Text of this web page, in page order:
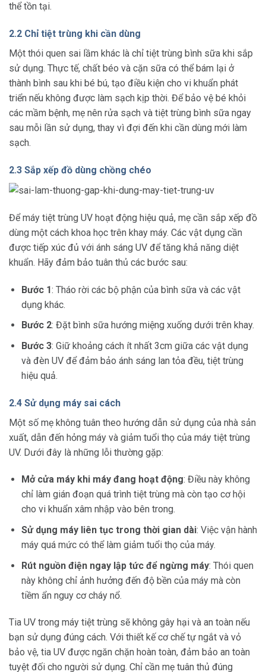
thể tồn tại.
2.2 Chỉ tiệt trùng khi cần dùng
Một thói quen sai lầm khác là chỉ tiệt trùng bình sữa khi sắp
sử dụng. Thực tế, chất béo và cặn sữa có thể bám lại ở
thành bình sau khi bé bú, tạo điều kiện cho vi khuẩn phát
triển nếu không được làm sạch kịp thời. Để bảo vệ bé khỏi
các mầm bệnh, mẹ nên rửa sạch và tiệt trùng bình sữa ngay
sau mỗi lần sử dụng, thay vì đợi đến khi cần dùng mới làm
sạch.
2.3 Sắp xếp đồ dùng chồng chéo
Để máy tiệt trùng UV hoạt động hiệu quả, mẹ cần sắp xếp đồ
dùng một cách khoa học trên khay máy. Các vật dụng cần
được tiếp xúc đủ với ánh sáng UV để tăng khả năng diệt
khuẩn. Hãy đảm bảo tuân thủ các bước sau:
Bước 1: Tháo rời các bộ phận của bình sữa và các vật
dụng khác.
Bước 2: Đặt bình sữa hướng miệng xuống dưới trên khay.
Bước 3: Giữ khoảng cách ít nhất 3cm giữa các vật dụng
và đèn UV để đảm bảo ánh sáng lan tỏa đều, tiệt trùng
hiệu quả.
2.4 Sử dụng máy sai cách
Một số mẹ không tuân theo hướng dẫn sử dụng của nhà sản
xuất, dẫn đến hỏng máy và giảm tuổi thọ của máy tiệt trùng
UV. Dưới đây là những lỗi thường gặp:
Mở cửa máy khi máy đang hoạt động: Điều này không
chỉ làm gián đoạn quá trình tiệt trùng mà còn tạo cơ hội
cho vi khuẩn xâm nhập vào bên trong.
Sử dụng máy liên tục trong thời gian dài: Việc vận hành
máy quá mức có thể làm giảm tuổi thọ của máy.
Rút nguồn điện ngay lập tức để ngừng máy: Thói quen
này không chỉ ảnh hưởng đến độ bền của máy mà còn
tiềm ẩn nguy cơ cháy nổ.
Tia UV trong máy tiệt trùng sẽ không gây hại và an toàn nếu
bạn sử dụng đúng cách. Với thiết kế cơ chế tự ngắt và vỏ
bảo vệ, tia UV được ngăn chặn hoàn toàn, đảm bảo an toàn
tuyệt đối cho người sử dụng. Chỉ cần mẹ tuân thủ đúng